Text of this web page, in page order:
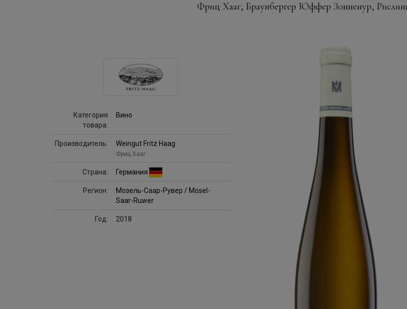
Фриц Хааг, Браунбергер Юффер Зонненур,
Категория
товара:
Вино
Производитель: Weingut Fritz Haag
Фриц Хааг
Страна: Германия
Регион:
Мозель-Саар-Рувер / Mosel-
Saar-Ruwer
Год: 2018